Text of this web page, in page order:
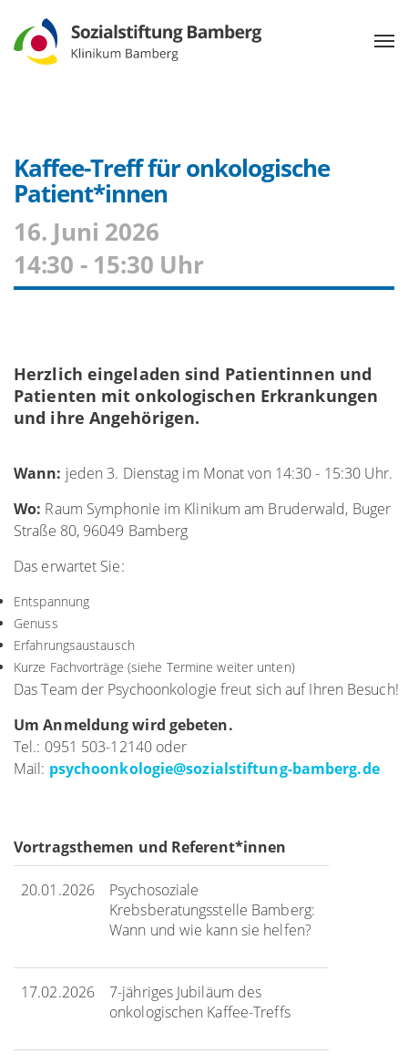
Kaffee-Treff für onkologische
Patient*innen
16. Juni 2026
14:30 - 15:30 Uhr
Herzlich eingeladen sind Patientinnen und
Patienten mit onkologischen Erkrankungen
und ihre Angehörigen.
Wann: jeden 3. Dienstag im Monat von 14:30 - 15:30 Uhr.
Wo: Raum Symphonie im Klinikum am Bruderwald, Buger
Straße 80, 96049 Bamberg
Das erwartet Sie:
Entspannung
Genuss
Erfahrungsaustausch
Kurze Fachvorträge (siehe Termine weiter unten)
Das Team der Psychoonkologie freut sich auf Ihren Besuch!
Um Anmeldung wird gebeten.
Tel.: 0951 503-12140 oder
Mail: psychoonkologie@sozialstiftung-bamberg.de
Vortragsthemen und Referent*innen
20.01.2026
Psychosoziale
Krebsberatungsstelle Bamberg:
Wann und wie kann sie helfen?
17.02.2026
7-jähriges Jubiläum des
onkologischen Kaffee-Treffs